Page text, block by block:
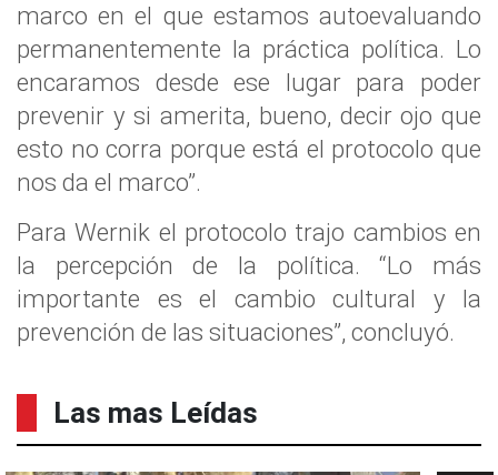
marco en el que estamos autoevaluando
permanentemente la práctica política. Lo
encaramos desde ese lugar para poder
prevenir y si amerita, bueno, decir ojo que
esto no corra porque está el protocolo que
nos da el marco”.
Para Wernik el protocolo trajo cambios en
la percepción de la política. “Lo más
importante es el cambio cultural y la
prevención de las situaciones”, concluyó.
Las mas Leídas